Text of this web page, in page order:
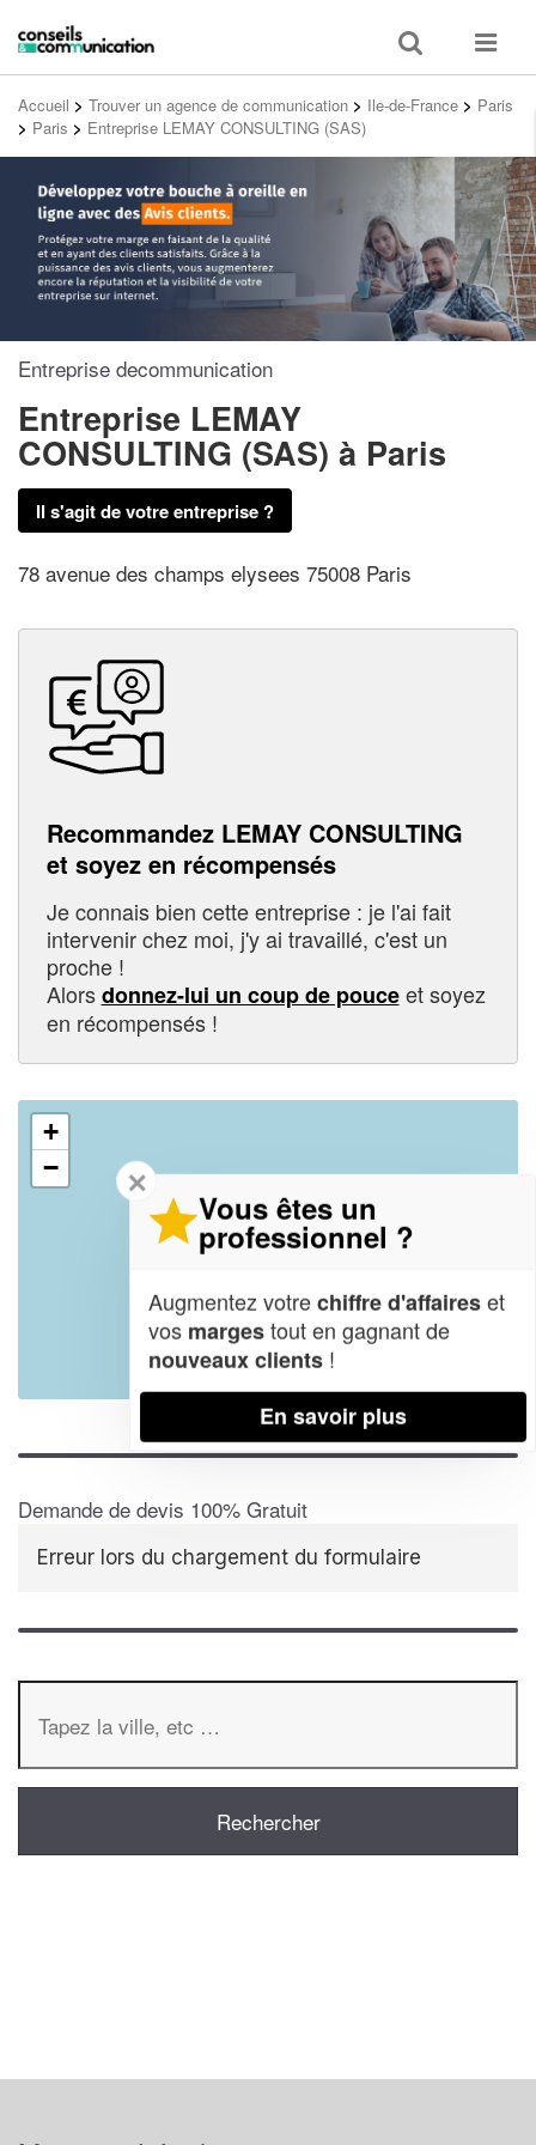
Toggle
search
Toggle
Accueil > Trouver un agence de communication > Ile-de-France > Paris
> Paris > Entreprise LEMAY CONSULTING (SAS)
Entreprise decommunication
Entreprise LEMAY
CONSULTING (SAS) à Paris
Il s'agit de votre entreprise ?
78 avenue des champs elysees 75008 Paris
Recommandez LEMAY CONSULTING
et soyez en récompensés
Je connais bien cette entreprise : je l'ai fait
intervenir chez moi, j'y ai travaillé, c'est un
proche !
Alorsdonnez-lui un coup de pouceet soyez
en récompensés !
+
−
Leaflet| Map data ©OpenStreetMap contributors,CC-BY-SA
Demande de devis 100% Gratuit
Erreur lors du chargement du formulaire
✕
Vous êtes un
professionnel ?
Augmentez votrechiffre d'affaireset
vos margestout en gagnant de
nouveaux clients !
En savoir plus